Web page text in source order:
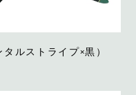
ルストライプ×黒）